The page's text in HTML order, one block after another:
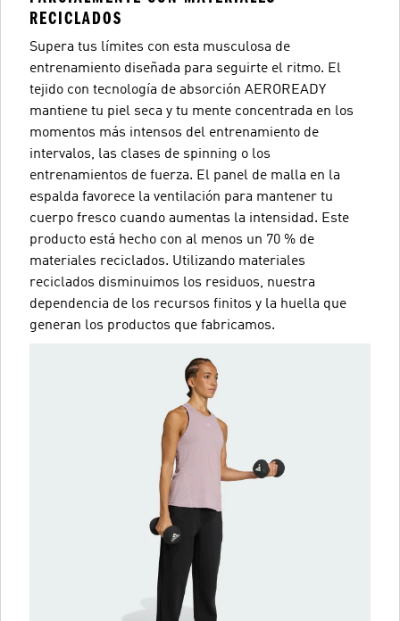
RECICLADOS
Supera tus límites con esta musculosa de
entrenamiento diseñada para seguirte el ritmo. El
tejido con tecnología de absorción AEROREADY
mantiene tu piel seca y tu mente concentrada en los
momentos más intensos del entrenamiento de
intervalos, las clases de spinning o los
entrenamientos de fuerza. El panel de malla en la
espalda favorece la ventilación para mantener tu
cuerpo fresco cuando aumentas la intensidad. Este
producto está hecho con al menos un 70 % de
materiales reciclados. Utilizando materiales
reciclados disminuimos los residuos, nuestra
dependencia de los recursos finitos y la huella que
generan los productos que fabricamos.